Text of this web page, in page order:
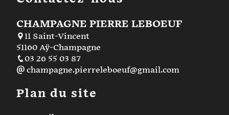
CHAMPAGNE PIERRE LEBOEUF
11 Saint-Vincent
51160 Aÿ-Champagne
03 26 55 03 87
champagne.pierreleboeuf@gmail.com
Plan du site